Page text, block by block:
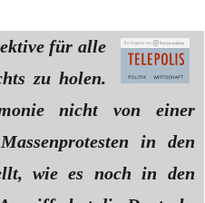
für alle
zu holen.
nicht von einer
in den
wie es noch in den